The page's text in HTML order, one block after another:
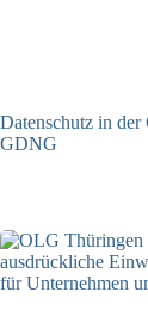
Datenschutz in
GDNG